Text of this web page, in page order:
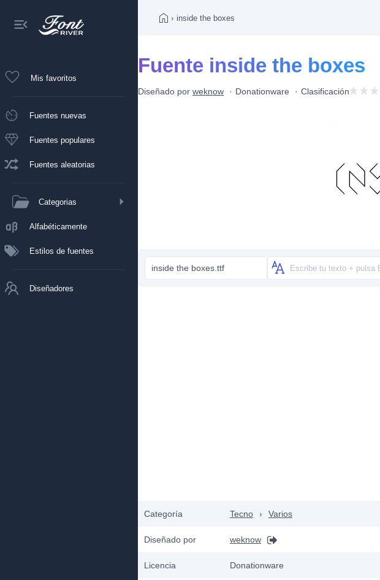
Mis favoritos
Fuentes nuevas
Fuentes populares
Fuentes aleatorias
Categorias
Alfabéticamente
Estilos de fuentes
Diseñadores
› inside the boxes
Fuente inside the boxes
Diseñado por weknow Donationware Clasificación
inside the boxes.ttf
Categoría Tecno › Varios
Diseñado por weknow
Licencia Donationware